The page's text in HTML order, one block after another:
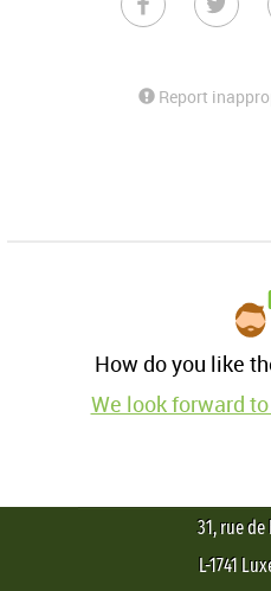
Report
How do you like
We look forward
31, rue
L-1741